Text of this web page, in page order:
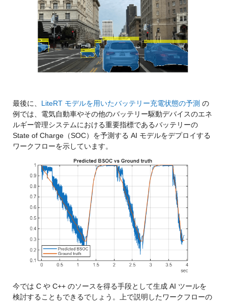
最後に、 LiteRT モデルを用いたバッテリー充電状態の予測 の
例では、電気自動車やその他のバッテリー駆動デバイスのエネ
ルギー管理システムにおける重要指標であるバッテリーの
State of Charge（SOC）を予測する AI モデルをデプロイする
ワークフローを示しています。
今では C や C++ のソースを得る手段として生成 AI ツールを
検討することもできるでしょう。上で説明したワークフローの